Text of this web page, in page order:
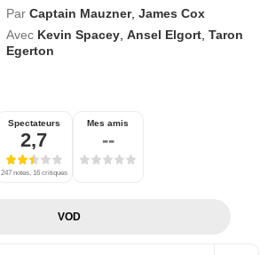
Par Captain Mauzner,James Cox
Avec Kevin Spacey ,Ansel Elgort ,Taron
Egerton
Spectateurs
2,7
247 notes, 16 critiques
Mes amis
--
VOD